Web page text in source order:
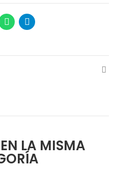
LA MISMA